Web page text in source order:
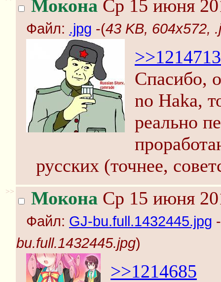
Мокона Ср 15 июня
Файл: .jpg -(43 KB, 604x572,
>>1214713
Спасибо,
no Haka,
реально
русских (точнее,
>> Мокона Ср 15 июня
Файл: GJ-bu.full.1432445.jpg
bu.full.1432445.jpg)
>>1214685